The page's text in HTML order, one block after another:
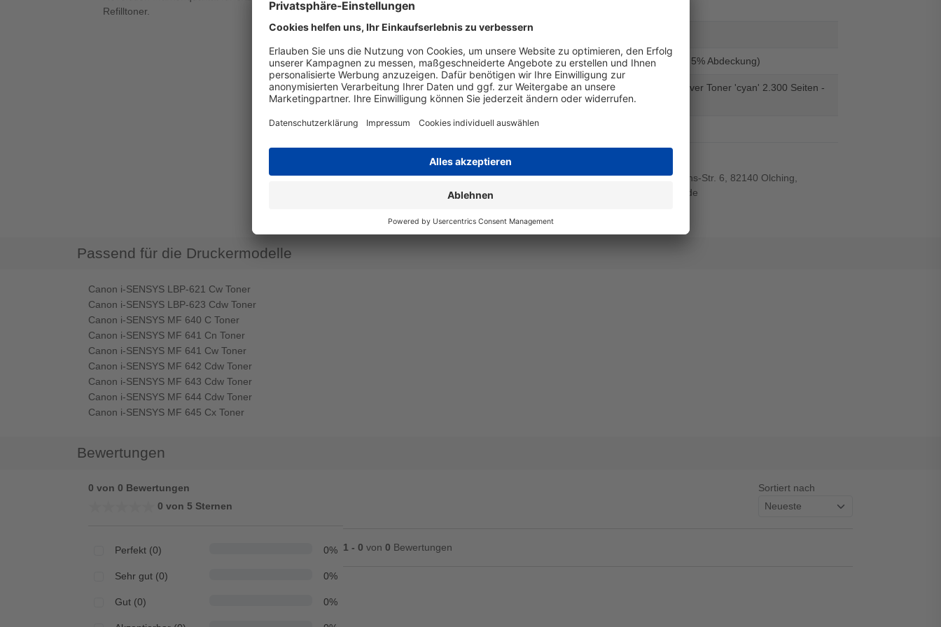
Refilltoner.
EAN
Seitenergiebigkeit bis zu 2500 Seiten (Bei 5% Abdeckung)
Beschreibung
Canon 054 H - alternativer Toner 'cyan' 2.300 Seiten -
Digital Revolution
Art
Angaben zum Hersteller
Wiegand & Partner GmbH, Werner-von-Siemens-Str. 6, 82140 Olching,
Deutschland, E-Mail: service@wiegand-gmbh.de
Passend für die Druckermodelle
Canon i-SENSYS LBP-621 Cw Toner
Canon i-SENSYS LBP-623 Cdw Toner
Canon i-SENSYS MF 640 C Toner
Canon i-SENSYS MF 641 Cn Toner
Canon i-SENSYS MF 641 Cw Toner
Canon i-SENSYS MF 642 Cdw Toner
Canon i-SENSYS MF 643 Cdw Toner
Canon i-SENSYS MF 644 Cdw Toner
Canon i-SENSYS MF 645 Cx Toner
Bewertungen
0 von 0 Bewertungen
0 von 5 Sternen
Perfekt (0) 0%
Sehr gut (0) 0%
Gut (0) 0%
Sortiert nach
1 - 0 von 0 Bewertungen